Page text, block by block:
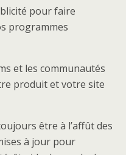
pour faire
programmes
et les communautés
produit et votre site
être à l’affût des
à jour pour